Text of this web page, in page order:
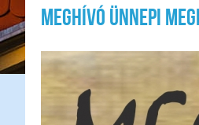
MEGHÍVÓ ünnepi